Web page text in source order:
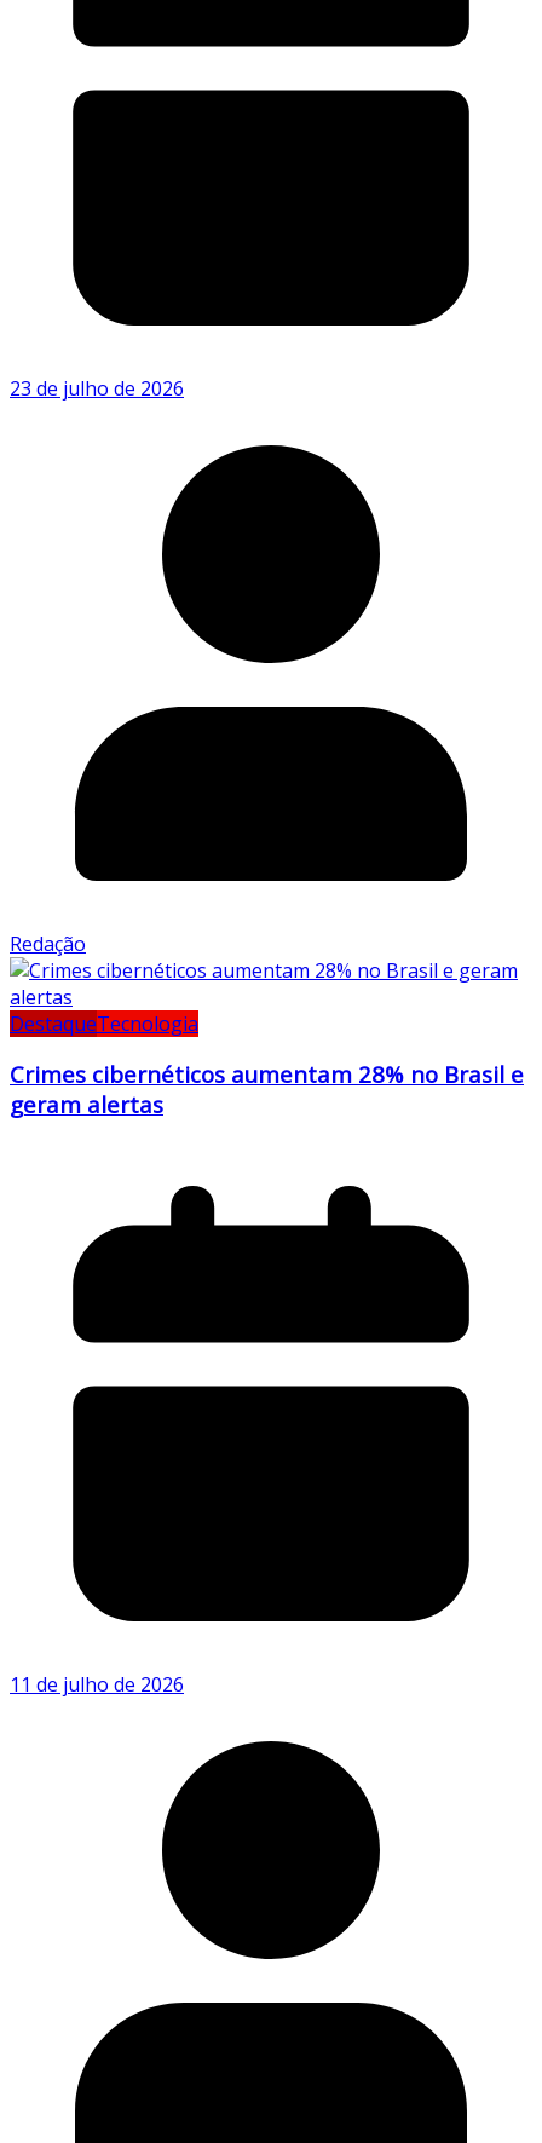
23 de julho de 2026
Redação
DestaqueTecnologia
Crimes cibernéticos aumentam 28% no Brasil e
geram alertas
11 de julho de 2026